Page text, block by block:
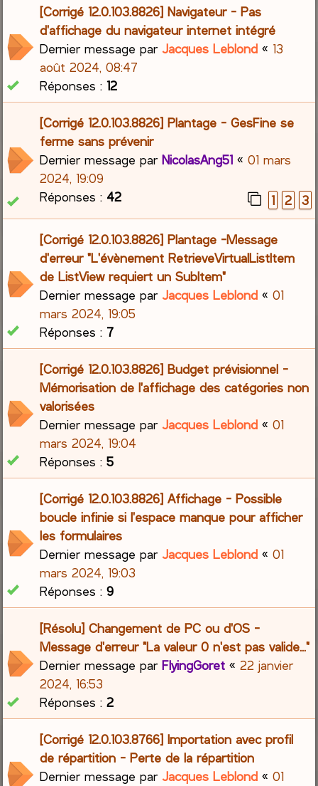
[Corrigé 12.0.103.8826] Navigateur - Pas
d'affichage du navigateur internet intégré
Dernier message parJacques Leblond « 13
août 2024, 08:47
Réponses :12
[Corrigé 12.0.103.8826] Plantage - GesFine se
ferme sans prévenir
Dernier message parNicolasAng51 «01 mars
2024, 19:09
Réponses : 42 1 2 3
[Corrigé 12.0.103.8826] Plantage -Message
d'erreur "L'évènement RetrieveVirtualListItem
de ListView requiert un SubItem"
Dernier message parJacques Leblond «01
mars 2024, 19:05
Réponses : 7
[Corrigé 12.0.103.8826] Budget prévisionnel -
Mémorisation de l'affichage des catégories non
valorisées
Dernier message parJacques Leblond «01
mars 2024, 19:04
Réponses :5
[Corrigé 12.0.103.8826] Affichage - Possible
boucle infinie si l'espace manque pour afficher
les formulaires
Dernier message parJacques Leblond «01
mars 2024, 19:03
Réponses :9
[Résolu] Changement de PC ou d'OS -
Message d'erreur "La valeur 0 n'est pas valide..."
Dernier message parFlyingGoret «22 janvier
2024, 16:53
Réponses :2
[Corrigé 12.0.103.8766] Importation avec profil
de répartition - Perte de la répartition
Dernier message parJacques Leblond «01